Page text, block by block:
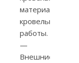
материалы,
кровельные
работы.
—
Внешние